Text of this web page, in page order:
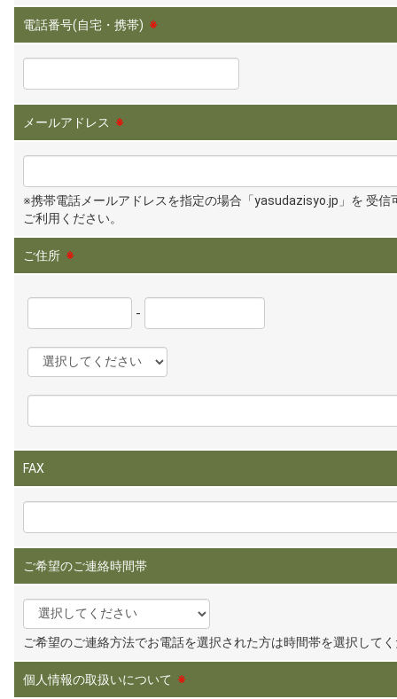
電話番号(自宅・携帯) ※
メールアドレス ※
※携帯電話メールアドレスを指定の場合「yasudazisyo.jp」を 受信
ご利用ください。
ご住所 ※
-
FAX
ご希望のご連絡時間帯
ご希望のご連絡方法でお電話を選択された方は時間帯を選択して
個人情報の取扱いについて ※